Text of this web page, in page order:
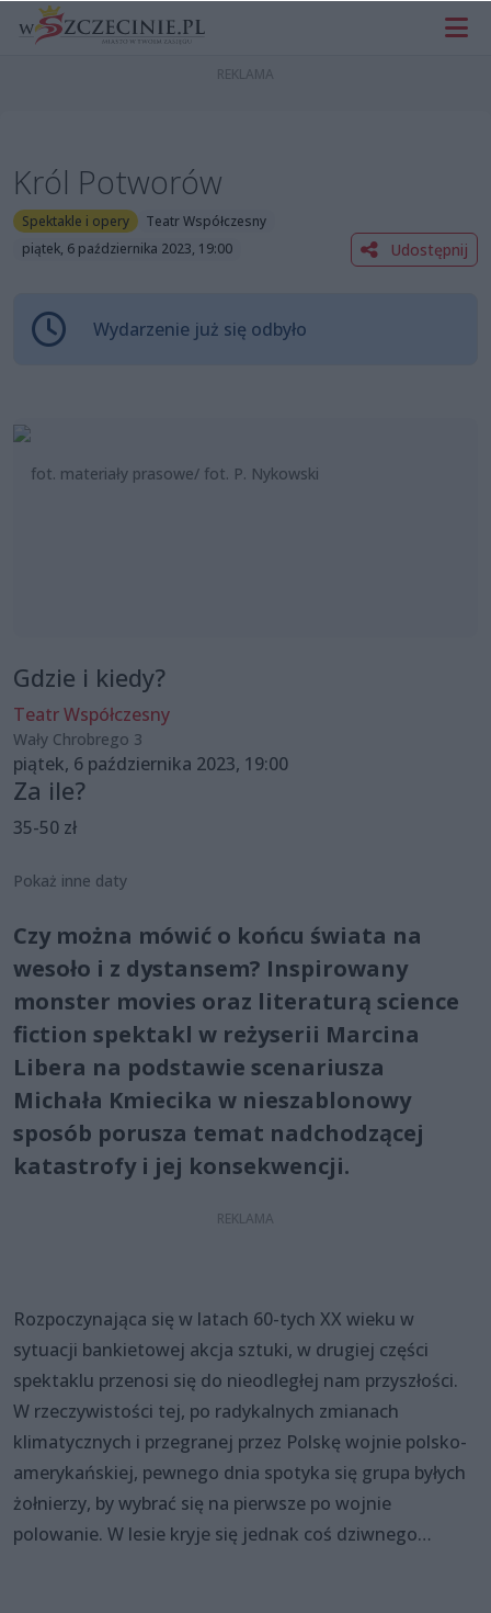
Król Potworów
Spektakle i opery
Teatr Współczesny
piątek, 6 października 2023, 19:00
Udostępnij
Wydarzenie już się odbyło
fot. materiały prasowe/ fot. P. Nykowski
Gdzie i kiedy?
Teatr Współczesny
Wały Chrobrego 3
piątek, 6 października 2023, 19:00
Za ile?
35-50 zł
Pokaż inne daty
Czy można mówić o końcu świata na
wesoło i z dystansem? Inspirowany
monster movies oraz literaturą science
fiction spektakl w reżyserii Marcina
Libera na podstawie scenariusza
Michała Kmiecika w nieszablonowy
sposób porusza temat nadchodzącej
katastrofy i jej konsekwencji.
Rozpoczynająca się w latach 60-tych XX wieku w
sytuacji bankietowej akcja sztuki, w drugiej części
spektaklu przenosi się do nieodległej nam przyszłości.
W rzeczywistości tej, po radykalnych zmianach
klimatycznych i przegranej przez Polskę wojnie polsko-
amerykańskiej, pewnego dnia spotyka się grupa byłych
żołnierzy, by wybrać się na pierwsze po wojnie
polowanie. W lesie kryje się jednak coś dziwnego…